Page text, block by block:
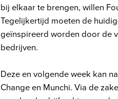
bij elkaar te brengen, willen
Tegelijkertijd moeten de
geïnspireerd worden door de
bedrijven.
Deze en volgende week kan
Change en Munchi. Via de